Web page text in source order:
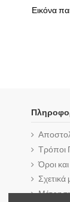
Εικόνα
Τρόποι
Όροι
Σχετικά